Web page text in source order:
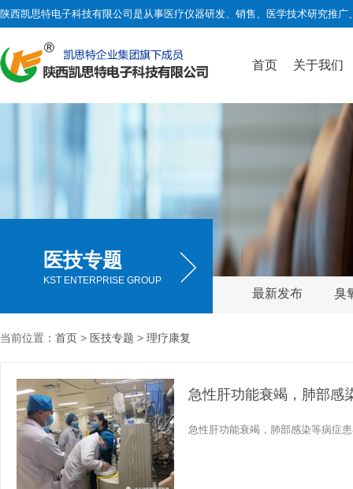
陕西凯思特电子科技有限公司是从事医疗仪器研发、销售、医学技术研究推
首页 关于我们
医技专题
KST ENTERPRISE GROUP
最新发布 臭
当前位置： 首页 > 医技专题 > 理疗康复
急性肝功能衰竭，肺部感
急性肝功能衰竭，肺部感染等病症